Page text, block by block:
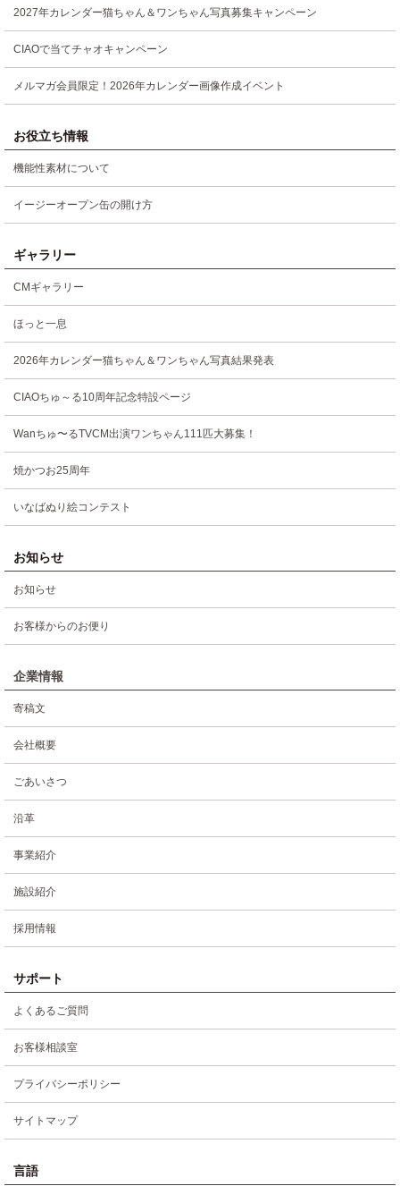
2027年カレンダー猫ちゃん＆ワンちゃん写真募集キャンペーン
CIAOで当てチャオキャンペーン
メルマガ会員限定！2026年カレンダー画像作成イベント
お役立ち情報
機能性素材について
イージーオープン缶の開け方
ギャラリー
CMギャラリー
ほっと一息
2026年カレンダー猫ちゃん＆ワンちゃん写真結果発表
CIAOちゅ～る10周年記念特設ページ
Wanちゅ〜るTVCM出演ワンちゃん111匹大募集！
焼かつお25周年
いなばぬり絵コンテスト
お知らせ
お知らせ
お客様からのお便り
企業情報
寄稿文
会社概要
ごあいさつ
沿革
事業紹介
施設紹介
採用情報
サポート
よくあるご質問
お客様相談室
プライバシーポリシー
サイトマップ
言語